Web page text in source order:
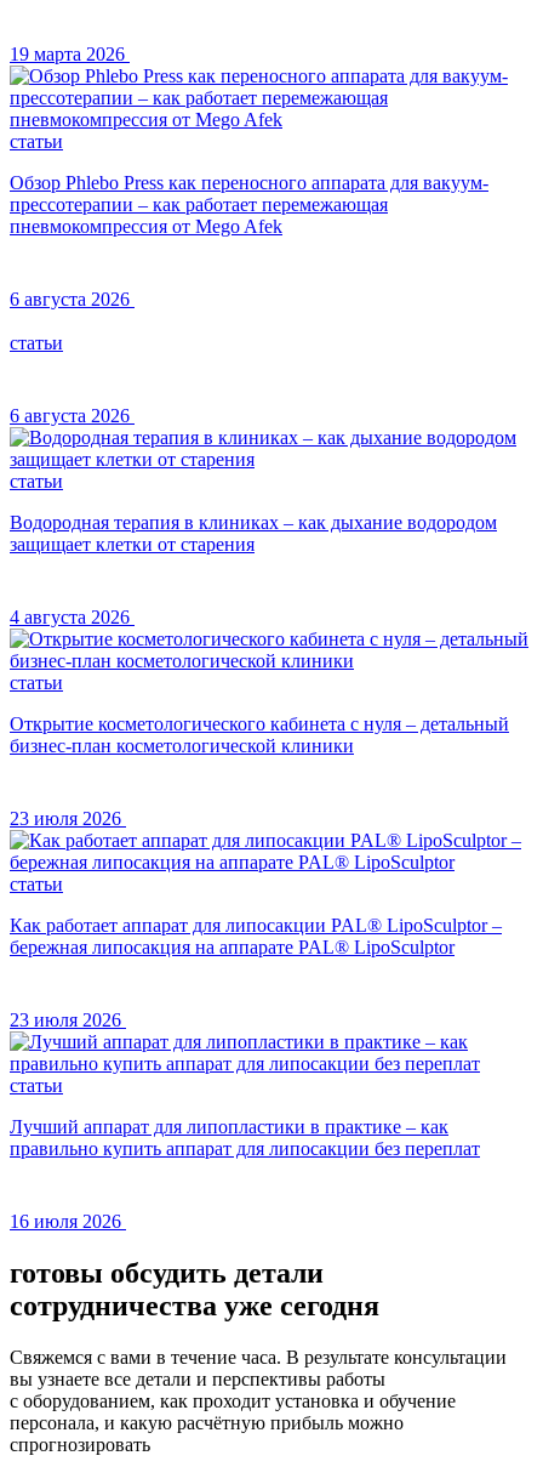
19 марта 2026
статьи
Обзор Phlebo Press как переносного аппарата для вакуум-
прессотерапии – как работает перемежающая
пневмокомпрессия от Mego Afek
6 августа 2026
статьи
6 августа 2026
статьи
Водородная терапия в клиниках – как дыхание водородом
защищает клетки от старения
4 августа 2026
статьи
Открытие косметологического кабинета с нуля – детальный
бизнес-план косметологической клиники
23 июля 2026
статьи
Как работает аппарат для липосакции PAL® LipoSculptor –
бережная липосакция на аппарате PAL® LipoSculptor
23 июля 2026
статьи
Лучший аппарат для липопластики в практике – как
правильно купить аппарат для липосакции без переплат
16 июля 2026
готовы обсудить детали
сотрудничества уже сегодня
Свяжемся с вами в течение часа. В результате консультации
вы узнаете все детали и перспективы работы
с оборудованием, как проходит установка и обучение
персонала, и какую расчётную прибыль можно
спрогнозировать